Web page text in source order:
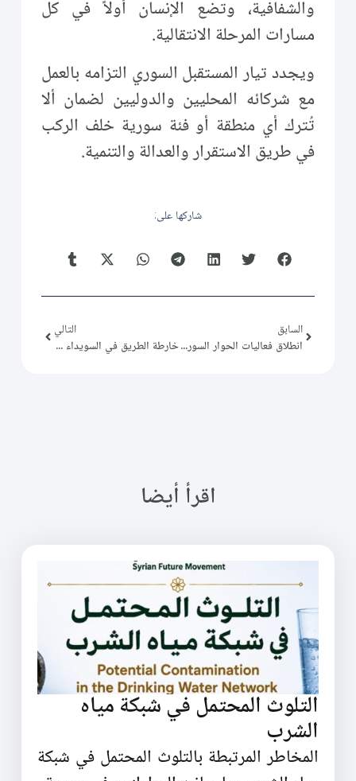
والشفافية، وتضع الإنسان أولاً في كل
مسارات المرحلة الانتقالية.
ويجدد تيار المستقبل السوري التزامه بالعمل
مع شركائه المحليين والدوليين لضمان ألا
تُترك أي منطقة أو فئة سورية خلف الركب
في طريق الاستقرار والعدالة والتنمية.
شاركها على:
السابق
انطلاق فعاليات الحوار السوري الاوروبي مع المجتمع المدني في دمشق
التالي
خارطة الطريق في السويداء بعد التحرير
اقرأ أيضا
التلوث المحتمل في شبكة مياه
الشرب
المخاطر المرتبطة بالتلوث المحتمل في شبكة